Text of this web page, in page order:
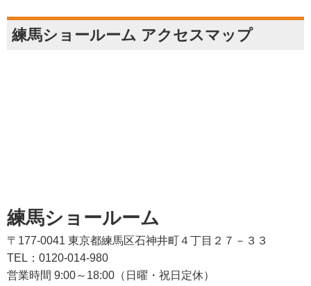
練馬ショールーム アクセスマップ
練馬ショールーム
〒177-0041 東京都練馬区石神井町４丁目２７－３３
TEL：0120-014-980
営業時間 9:00～18:00（日曜・祝日定休）